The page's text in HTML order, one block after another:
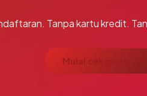
Tanpa kartu kredit.
Mulai cek gratis →